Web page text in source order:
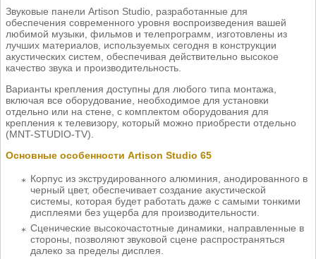
Звуковые панели Artison Studio, разработанные для
обеспечения современного уровня воспроизведения вашей
любимой музыки, фильмов и телепрограмм, изготовлены из
лучших материалов, используемых сегодня в конструкции
акустических систем, обеспечивая действительно высокое
качество звука и производительность.
Варианты крепления доступны для любого типа монтажа,
включая все оборудование, необходимое для установки
отдельно или на стене, с комплектом оборудования для
крепления к телевизору, который можно приобрести отдельно
(MNT-STUDIO-TV).
Основные особенности Artison Studio 65
Корпус из экструдированного алюминия, анодированного в
черный цвет, обеспечивает создание акустической
системы, которая будет работать даже с самыми тонкими
дисплеями без ущерба для производительности.
Сценические высокочастотные динамики, направленные в
стороны, позволяют звуковой сцене распространяться
далеко за пределы дисплея.